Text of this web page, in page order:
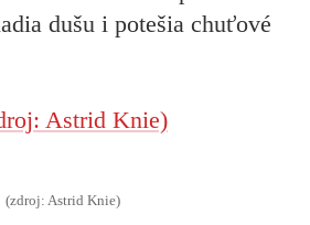
dušu i potešia chuťové
(zdroj: Astrid Knie)